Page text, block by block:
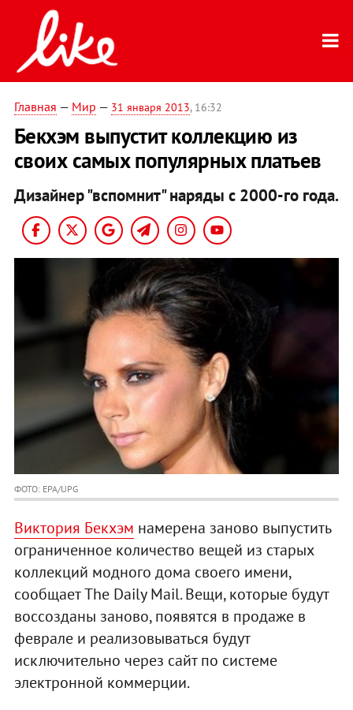
Главная — Мир — 31 января 2013, 16:32
Бекхэм выпустит коллекцию из
своих самых популярных платьев
Дизайнер "вспомнит" наряды с 2000-го года.
ФОТО: EPA/UPG
Виктория Бекхэм намерена заново выпустить
ограниченное количество вещей из старых
коллекций модного дома своего имени,
сообщает The Daily Mail. Вещи, которые будут
воссозданы заново, появятся в продаже в
феврале и реализовываться будут
исключительно через сайт по системе
электронной коммерции.